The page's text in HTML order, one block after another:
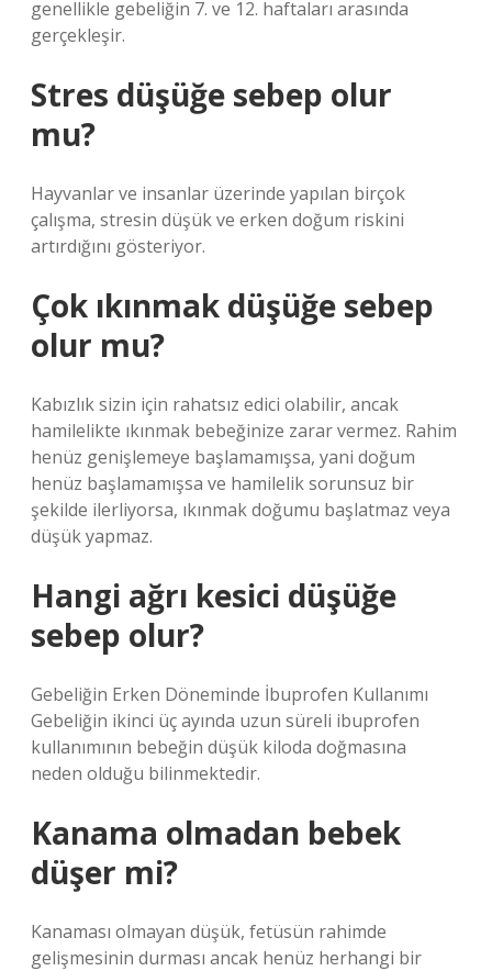
genellikle gebeliğin 7. ve 12. haftaları arasında
gerçekleşir.
Stres düşüğe sebep olur
mu?
Hayvanlar ve insanlar üzerinde yapılan birçok
çalışma, stresin düşük ve erken doğum riskini
artırdığını gösteriyor.
Çok ıkınmak düşüğe sebep
olur mu?
Kabızlık sizin için rahatsız edici olabilir, ancak
hamilelikte ıkınmak bebeğinize zarar vermez. Rahim
henüz genişlemeye başlamamışsa, yani doğum
henüz başlamamışsa ve hamilelik sorunsuz bir
şekilde ilerliyorsa, ıkınmak doğumu başlatmaz veya
düşük yapmaz.
Hangi ağrı kesici düşüğe
sebep olur?
Gebeliğin Erken Döneminde İbuprofen Kullanımı
Gebeliğin ikinci üç ayında uzun süreli ibuprofen
kullanımının bebeğin düşük kiloda doğmasına
neden olduğu bilinmektedir.
Kanama olmadan bebek
düşer mi?
Kanaması olmayan düşük, fetüsün rahimde
gelişmesinin durması ancak henüz herhangi bir